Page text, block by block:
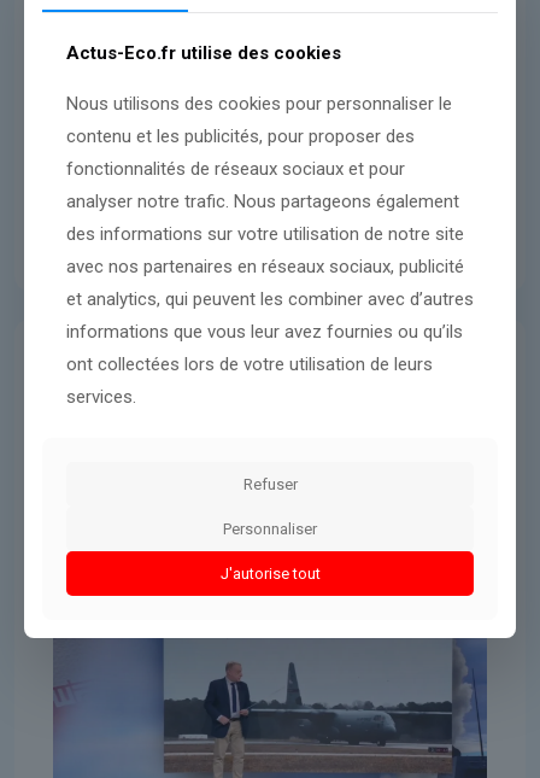
Donald Trump 6 avril 2026
Actus-Eco.fr utilise des cookies
Nous utilisons des cookies pour personnaliser le
contenu et les publicités, pour proposer des
fonctionnalités de réseaux sociaux et pour
analyser notre trafic. Nous partageons également
des informations sur votre utilisation de notre site
avec nos partenaires en réseaux sociaux, publicité
et analytics, qui peuvent les combiner avec d’autres
informations que vous leur avez fournies ou qu’ils
ont collectées lors de votre utilisation de leurs
services.
Refuser
Personnaliser
J'autorise tout